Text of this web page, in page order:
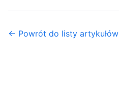
← Powrót do listy artykułów